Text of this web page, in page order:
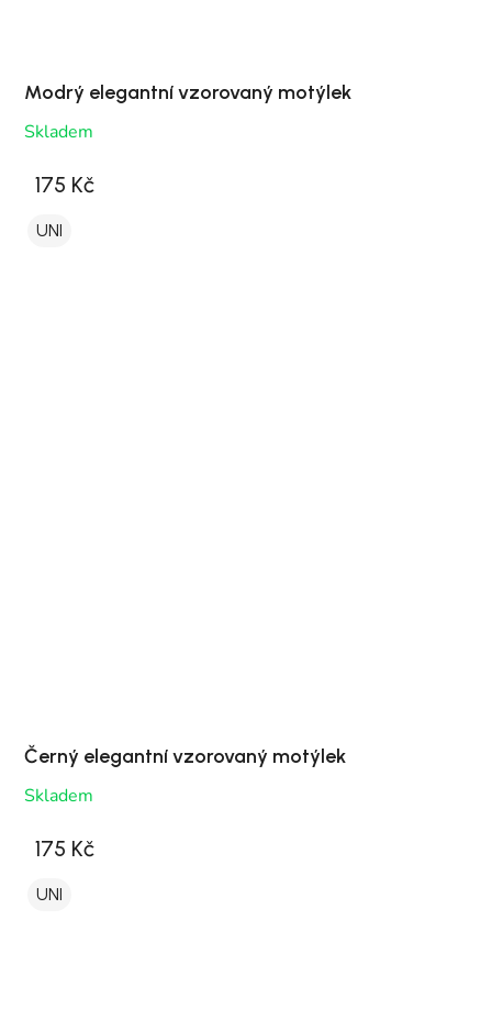
Modrý elegantní vzorovaný motýlek
Skladem
175 Kč
UNI
Černý elegantní vzorovaný motýlek
Skladem
175 Kč
UNI